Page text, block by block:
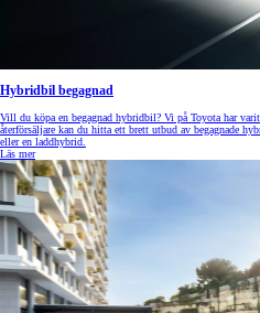
Hybridbil begagnad
Vill du köpa en begagnad hybridbil? Vi på Toyota har
återförsäljare kan du hitta ett brett utbud av begagnade
eller en laddhybrid.
Läs mer